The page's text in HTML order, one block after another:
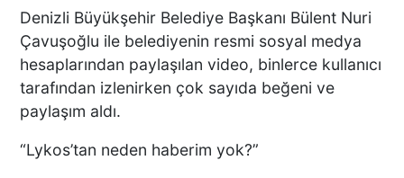
DENİZLİ’DEN TATİLE GİDEN
GRUBUN GÖZÜ ÖNÜNDE
TEKNE ÇALIŞANLARI
BİRBİRİNE GİRDİ!
AKAY’A ŞOK OPERASYON!
Denizli Büyükşehir Belediye Başkanı Bülent Nuri
Çavuşoğlu ile belediyenin resmi sosyal medya
hesaplarından paylaşılan video, binlerce kullanıcı
tarafından izlenirken çok sayıda beğeni ve
paylaşım aldı.
“Lykos’tan neden haberim yok?”